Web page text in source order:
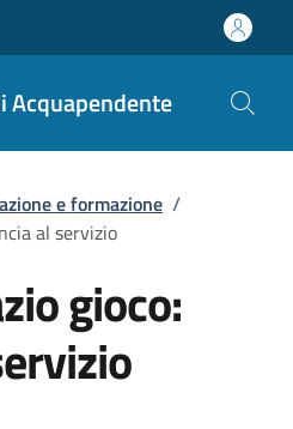
Acquapendente
e formazione /
al servizio
gioco: